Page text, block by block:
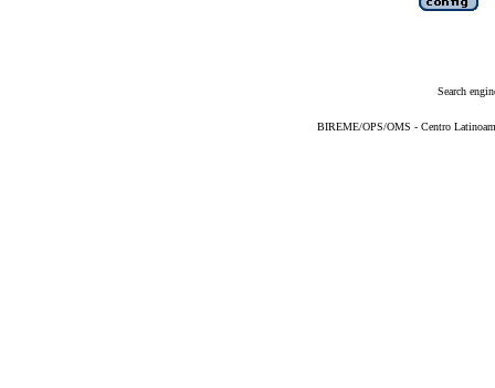
Search
BIREME/OPS/OMS - Centro